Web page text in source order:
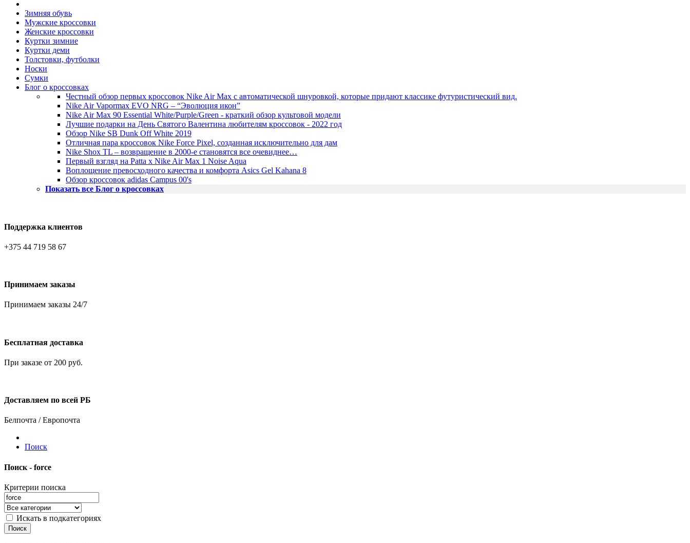
Зимняя обувь
Мужские кроссовки
Женские кроссовки
Куртки зимние
Куртки деми
Толстовки, футболки
Носки
Сумки
Блог о кроссовках
Честный обзор первых кроссовок Nike Air Max с автоматической шнуровкой, которые придают классике футуристический вид.
Nike Air Vapormax EVO NRG – “Эволюция икон”
Nike Air Max 90 Essential White/Purple/Green - краткий обзор культовой модели
Лучшие подарки на День Святого Валентина любителям кроссовок - 2022 год
Обзор Nike SB Dunk Off White 2019
Отличная пара кроссовок Nike Force Pixel, созданная исключительно для дам
Nike Shox TL – возвращение в 2000-е становятся все очевиднее…
Первый взгляд на Patta x Nike Air Max 1 Noise Aqua
Воплощение превосходного качества и комфорта Asics Gel Kahana 8
Обзор кроссовок adidas Campus 00's
Показать все Блог о кроссовках
Поддержка клиентов
+375 44 719 58 67
Принимаем заказы
Принимаем заказы 24/7
Бесплатная доставка
При заказе от 200 руб.
Доставляем по всей РБ
Белпочта / Европочта
Поиск
Поиск - force
Критерии поиска
Искать в подкатегориях